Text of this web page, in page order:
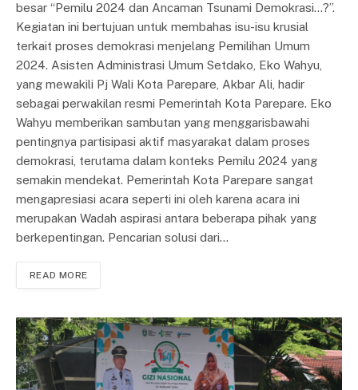
besar “Pemilu 2024 dan Ancaman Tsunami Demokrasi…?”.
Kegiatan ini bertujuan untuk membahas isu-isu krusial
terkait proses demokrasi menjelang Pemilihan Umum
2024. Asisten Administrasi Umum Setdako, Eko Wahyu,
yang mewakili Pj Wali Kota Parepare, Akbar Ali, hadir
sebagai perwakilan resmi Pemerintah Kota Parepare. Eko
Wahyu memberikan sambutan yang menggarisbawahi
pentingnya partisipasi aktif masyarakat dalam proses
demokrasi, terutama dalam konteks Pemilu 2024 yang
semakin mendekat. Pemerintah Kota Parepare sangat
mengapresiasi acara seperti ini oleh karena acara ini
merupakan Wadah aspirasi antara beberapa pihak yang
berkepentingan. Pencarian solusi dari…
READ MORE